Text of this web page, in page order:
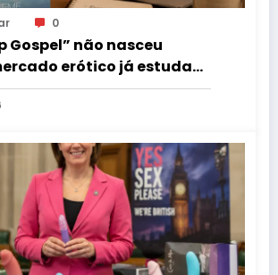
0
Gospel” não nasceu
erótico já estuda
há mais de uma